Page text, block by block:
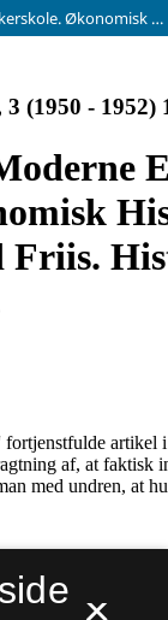
En Bemærkning til »Moderne Engelsk Historikerskole. Økonomisk Historie. Nogle Aspekter&lt;&lt;. Af Astrid Friis. Hist. Tidsskrift 11. rk. 2. bd. S. 268 ff.